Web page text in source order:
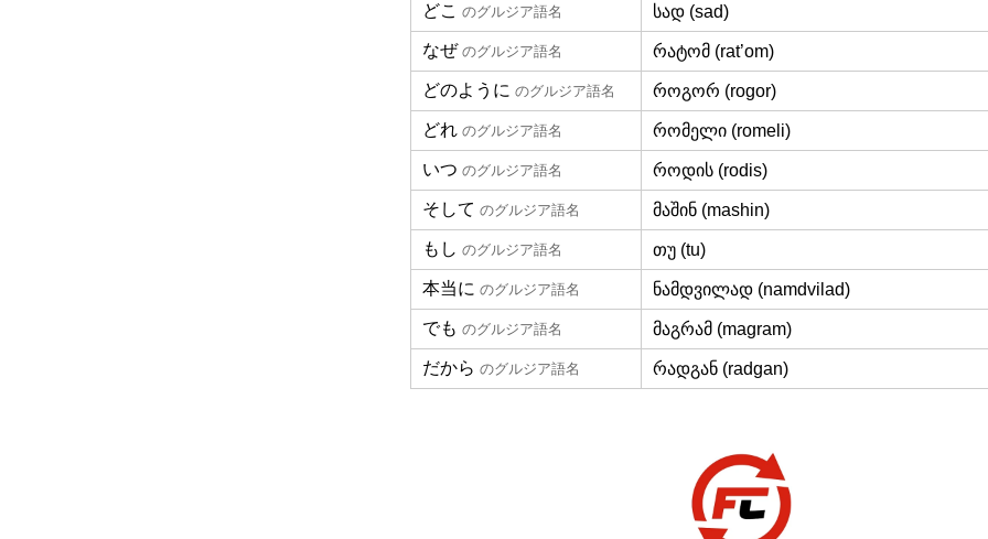
どこ のグルジア語名 სად (sad)
なぜ のグルジア語名 რატომ (rat’om)
どのように のグルジア語名 როგორ (rogor)
どれ のグルジア語名 რომელი (romeli)
いつ のグルジア語名 როდის (rodis)
そして のグルジア語名 მაშინ (mashin)
もし のグルジア語名 თუ (tu)
本当に のグルジア語名 ნამდვილად (namdvilad)
でも のグルジア語名 მაგრამ (magram)
だから のグルジア語名 რადგან (radgan)